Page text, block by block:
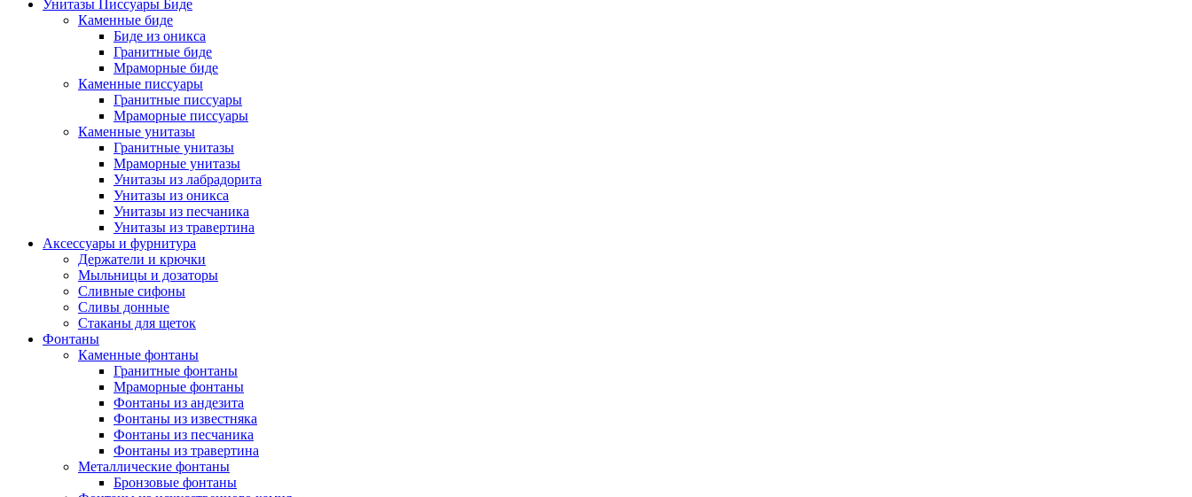
Унитазы Писсуары Биде
Каменные биде
Биде из оникса
Гранитные биде
Мраморные биде
Каменные писсуары
Гранитные писсуары
Мраморные писсуары
Каменные унитазы
Гранитные унитазы
Мраморные унитазы
Унитазы из лабрадорита
Унитазы из оникса
Унитазы из песчаника
Унитазы из травертина
Аксессуары и фурнитура
Держатели и крючки
Мыльницы и дозаторы
Сливные сифоны
Сливы донные
Стаканы для щеток
Фонтаны
Каменные фонтаны
Гранитные фонтаны
Мраморные фонтаны
Фонтаны из андезита
Фонтаны из известняка
Фонтаны из песчаника
Фонтаны из травертина
Металлические фонтаны
Бронзовые фонтаны